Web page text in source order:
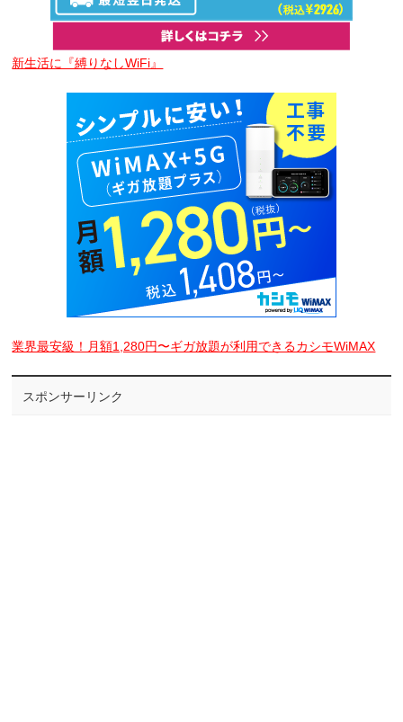
新生活に『縛りなしWiFi』
業界最安級！月額1,280円〜ギガ放題が利用できるカシモWiMAX
スポンサーリンク